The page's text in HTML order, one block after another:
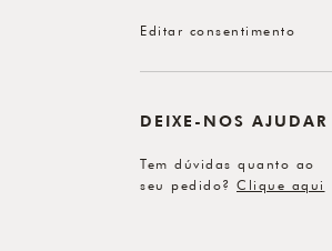
Editar consentimento
DEIXE-NOS AJUDAR
Tem dúvidas quanto ao
seu pedido? Clique aqui